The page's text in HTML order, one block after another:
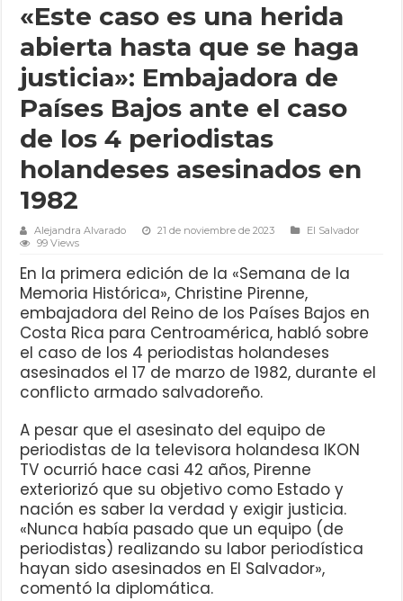
«Este caso es una herida
abierta hasta que se haga
justicia»: Embajadora de
Países Bajos ante el caso
de los 4 periodistas
holandeses asesinados en
1982
Alejandra Alvarado 21 de noviembre de 2023
El Salvador
99 Views
En la primera edición de la «Semana de la
Memoria Histórica», Christine Pirenne,
embajadora del Reino de los Países Bajos en
Costa Rica para Centroamérica, habló sobre
el caso de los 4 periodistas holandeses
asesinados el 17 de marzo de 1982, durante el
conflicto armado salvadoreño.
A pesar que el asesinato del equipo de
periodistas de la televisora holandesa IKON
TV ocurrió hace casi 42 años, Pirenne
exteriorizó que su objetivo como Estado y
nación es saber la verdad y exigir justicia.
«Nunca había pasado que un equipo (de
periodistas) realizando su labor periodística
hayan sido asesinados en El Salvador»,
comentó la diplomática.